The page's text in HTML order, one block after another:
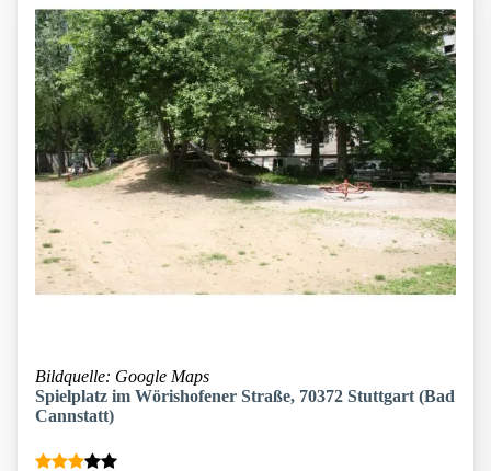
Bildquelle: Google Maps
Spielplatz im Wörishofener Straße, 70372 Stuttgart (Bad
Cannstatt)